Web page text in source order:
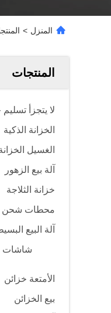
المنزل >
المنتجات
لا يتجزأ
الخزانة الذكية
الغسيل
آلة بيع الزهور
خزانة الثلاجة
محطات شحن
آلة البيع
شاشات
الأمتعة خزائن
بيع الخزائن